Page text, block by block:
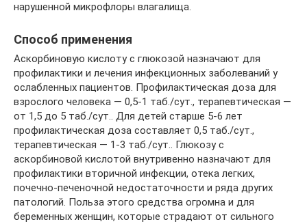
нарушенной микрофлоры влагалища.
Способ применения
Аскорбиновую кислоту с глюкозой назначают для
профилактики и лечения инфекционных заболеваний у
ослабленных пациентов. Профилактическая доза для
взрослого человека — 0,5-1 таб./сут., терапевтическая —
от 1,5 до 5 таб./сут.. Для детей старше 5-6 лет
профилактическая доза составляет 0,5 таб./сут.,
терапевтическая — 1-3 таб./сут.. Глюкозу с
аскорбиновой кислотой внутривенно назначают для
профилактики вторичной инфекции, отека легких,
почечно-печеночной недостаточности и ряда других
патологий. Польза этого средства огромна и для
беременных женщин, которые страдают от сильного